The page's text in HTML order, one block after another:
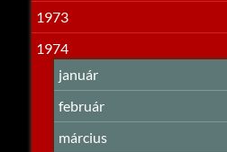
1973
1974
január
február
március